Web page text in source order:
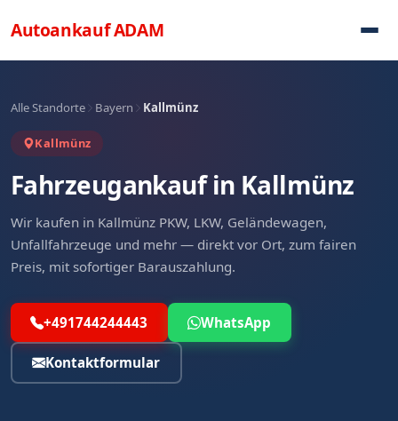
AutoankaufADAM
Alle Standorte Bayern Kallmünz
Kallmünz
Fahrzeugankauf in Kallmünz
Wir kaufen in Kallmünz PKW, LKW, Geländewagen,
Unfallfahrzeuge und mehr — direkt vor Ort, zum fairen
Preis, mit sofortiger Barauszahlung.
+491744244443 WhatsApp
Kontaktformular